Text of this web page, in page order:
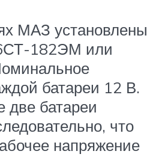
МАЗ установлены
182ЭМ или
батареи 12 В.
две батареи
что
напряжение